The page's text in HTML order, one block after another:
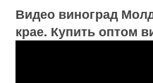
Видео виноград
крае. Купить оптом